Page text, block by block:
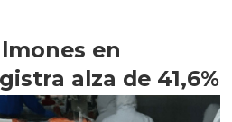
en
alza de 41,6%